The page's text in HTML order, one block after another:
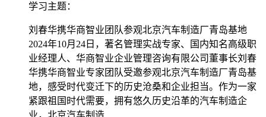
学习主题：
刘春华携华商智业团队参观北京汽车制造厂青岛基地
2024年10月24日，著名管理实战专家、国内知名高级职
业经理人、华商智业企业管理咨询有限公司董事长刘春
华携华商智业专家团队受邀参观北京汽车制造厂青岛基
地，感受时代变迁下的历史沧桑和企业担当。作为一家
紧跟祖国时代需要，拥有悠久历史沿革的汽车制造企
业，北京汽车制造